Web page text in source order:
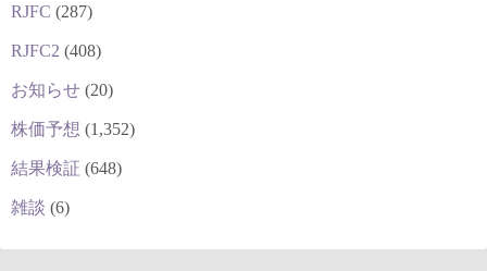
RJFC (287)
RJFC2 (408)
お知らせ (20)
株価予想 (1,352)
結果検証 (648)
雑談 (6)